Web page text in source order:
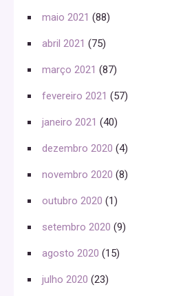
maio 2021 (88)
abril 2021 (75)
março 2021 (87)
fevereiro 2021 (57)
janeiro 2021 (40)
dezembro 2020 (4)
novembro 2020 (8)
outubro 2020 (1)
setembro 2020 (9)
agosto 2020 (15)
julho 2020 (23)